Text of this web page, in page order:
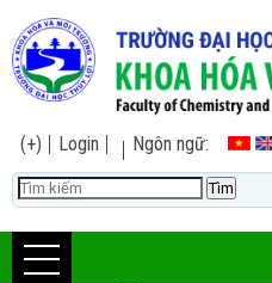
(+) Login Ngôn ngữ: